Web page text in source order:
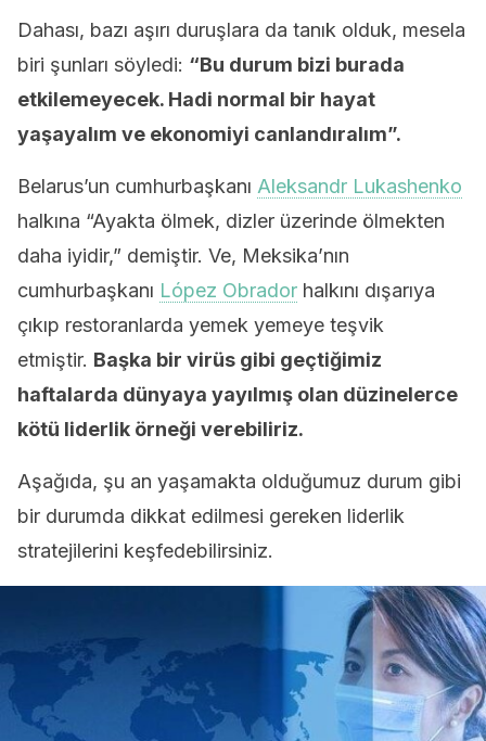
Dahası, bazı aşırı duruşlara da tanık olduk, mesela
biri şunları söyledi: “Bu durum bizi burada
etkilemeyecek. Hadi normal bir hayat
yaşayalım ve ekonomiyi canlandıralım”.
Belarus’un cumhurbaşkanı Aleksandr Lukashenko
halkına “Ayakta ölmek, dizler üzerinde ölmekten
daha iyidir,” demiştir. Ve, Meksika’nın
cumhurbaşkanı López Obrador halkını dışarıya
çıkıp restoranlarda yemek yemeye teşvik
etmiştir. Başka bir virüs gibi geçtiğimiz
haftalarda dünyaya yayılmış olan düzinelerce
kötü liderlik örneği verebiliriz.
Aşağıda, şu an yaşamakta olduğumuz durum gibi
bir durumda dikkat edilmesi gereken liderlik
stratejilerini keşfedebilirsiniz.